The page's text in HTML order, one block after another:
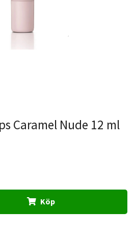
Caramel Nude 12 ml
Köp